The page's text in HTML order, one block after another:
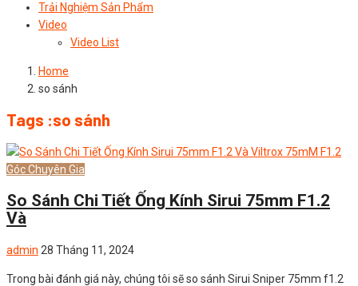
Trải Nghiệm Sản Phẩm
Video
Video List
Home
so sánh
Tags :so sánh
Góc Chuyên Gia
So Sánh Chi Tiết Ống Kính Sirui 75mm F1.2
Và
admin 28 Tháng 11, 2024
Trong bài đánh giá này, chúng tôi sẽ so sánh Sirui Sniper 75mm f1.2